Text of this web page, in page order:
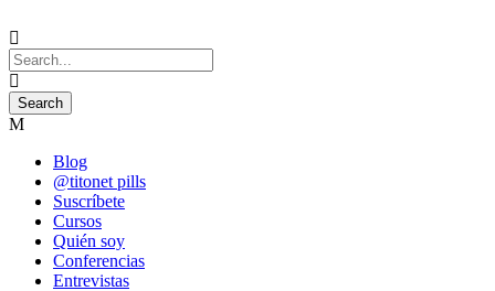
Blog
@titonet pills
Suscríbete
Cursos
Quién soy
Conferencias
Entrevistas